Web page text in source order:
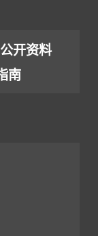
公开资料
南